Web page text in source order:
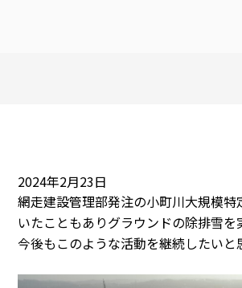
2024年2月23日
網走建設管理部発注の小町川大規模
いたこともありグラウンドの除排雪
今後もこのような活動を継続したいと